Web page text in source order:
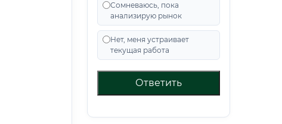
Сомневаюсь, пока
анализирую рынок
Нет, меня устраивает
текущая работа
Ответить